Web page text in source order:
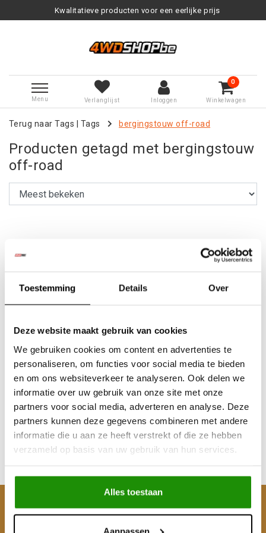
Toestemming Details Over
Deze website maakt gebruik van cookies
We gebruiken cookies om content en advertenties te
personaliseren, om functies voor social media te bieden
en om ons websiteverkeer te analyseren. Ook delen we
informatie over uw gebruik van onze site met onze
partners voor social media, adverteren en analyse. Deze
partners kunnen deze gegevens combineren met andere
informatie die u aan ze heeft verstrekt of die ze hebben
verzameld op basis van uw gebruik van hun services.
Alles toestaan
Aanpassen
Kwalitatieve producten voor een eerlijke prijs
Menu Verlanglijst Inloggen
0
Winkelwagen
Terug naar Tags Tags bergingstouw off-road
Producten getagd met bergingstouw
off-road
Kinetisch recovery
touw 22mm / 12M /
12000KG 30% rek
€136,36
Excl. btw
€165,00
Klantenservice